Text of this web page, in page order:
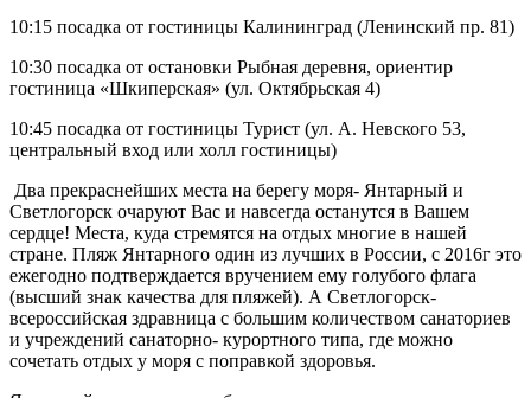
10:15 посадка от гостиницы Калининград (Ленинский пр. 81)
10:30 посадка от остановки Рыбная деревня, ориентир
гостиница «Шкиперская» (ул. Октябрьская 4)
10:45 посадка от гостиницы Турист (ул. А. Невского 53,
центральный вход или холл гостиницы)
Два прекраснейших места на берегу моря- Янтарный и
Светлогорск очаруют Вас и навсегда останутся в Вашем
сердце! Места, куда стремятся на отдых многие в нашей
стране. Пляж Янтарного один из лучших в России, с 2016г это
ежегодно подтверждается вручением ему голубого флага
(высший знак качества для пляжей). А Светлогорск-
всероссийская здравница с большим количеством санаториев
и учреждений санаторно- курортного типа, где можно
сочетать отдых у моря с поправкой здоровья.